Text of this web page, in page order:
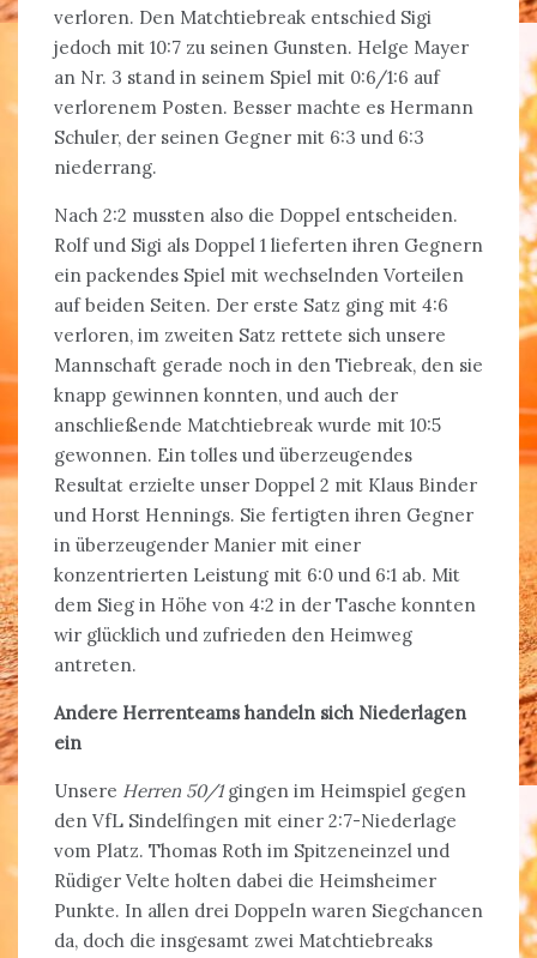
verloren. Den Matchtiebreak entschied Sigi
jedoch mit 10:7 zu seinen Gunsten. Helge Mayer
an Nr. 3 stand in seinem Spiel mit 0:6/1:6 auf
verlorenem Posten. Besser machte es Hermann
Schuler, der seinen Gegner mit 6:3 und 6:3
niederrang.
Nach 2:2 mussten also die Doppel entscheiden.
Rolf und Sigi als Doppel 1 lieferten ihren Gegnern
ein packendes Spiel mit wechselnden Vorteilen
auf beiden Seiten. Der erste Satz ging mit 4:6
verloren, im zweiten Satz rettete sich unsere
Mannschaft gerade noch in den Tiebreak, den sie
knapp gewinnen konnten, und auch der
anschließende Matchtiebreak wurde mit 10:5
gewonnen. Ein tolles und überzeugendes
Resultat erzielte unser Doppel 2 mit Klaus Binder
und Horst Hennings. Sie fertigten ihren Gegner
in überzeugender Manier mit einer
konzentrierten Leistung mit 6:0 und 6:1 ab. Mit
dem Sieg in Höhe von 4:2 in der Tasche konnten
wir glücklich und zufrieden den Heimweg
antreten.
Andere Herrenteams handeln sich Niederlagen
ein
Unsere Herren 50/1gingen im Heimspiel gegen
den VfL Sindelfingen mit einer 2:7-Niederlage
vom Platz. Thomas Roth im Spitzeneinzel und
Rüdiger Velte holten dabei die Heimsheimer
Punkte. In allen drei Doppeln waren Siegchancen
da, doch die insgesamt zwei Matchtiebreaks